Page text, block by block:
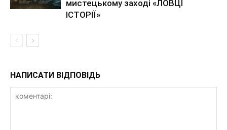
мистецькому заході «ЛОВЦІ
ІСТОРІЇ»
НАПИСАТИ ВІДПОВІДЬ